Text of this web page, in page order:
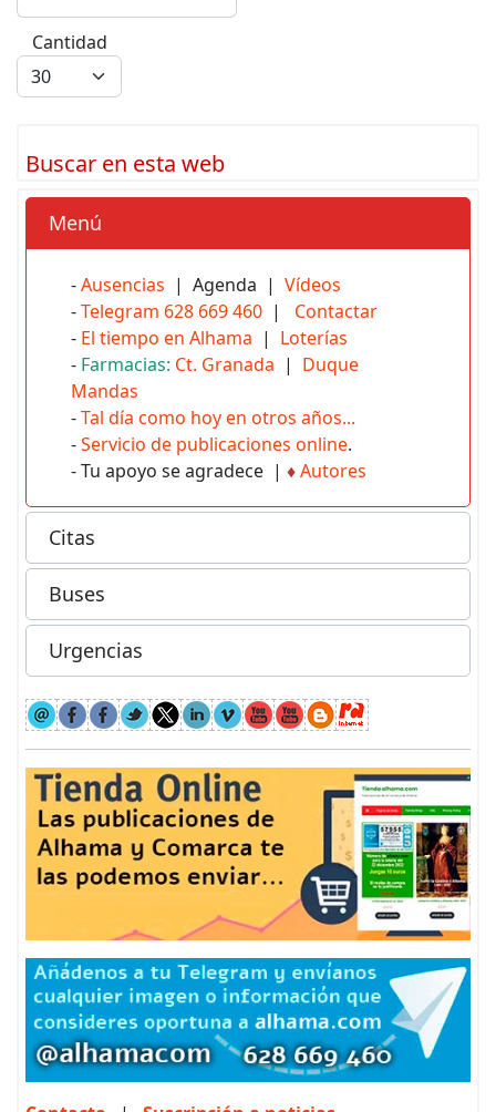
Cantidad
Buscar en esta web
Menú
-Ausencias | Agenda | Vídeos
-Telegram 628 669 460 | Contactar
- El tiempo en Alhama | Loterías
- Farmacias: Ct. Granada | Duque
Mandas
-Tal día como hoy en otros años...
-Servicio de publicaciones online.
- Tu apoyo se agradece | ♦Autores
Citas
Buses
Urgencias